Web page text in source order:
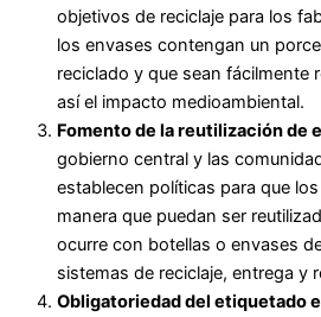
objetivos de reciclaje para los
los envases contengan un
reciclado y que sean fácilmente
así el impacto medioambiental.
Fomento de la reutilización de
gobierno central y las
establecen políticas para que
manera que puedan ser
ocurre con botellas o envases
sistemas de reciclaje, entrega y
Obligatoriedad del etiquetado